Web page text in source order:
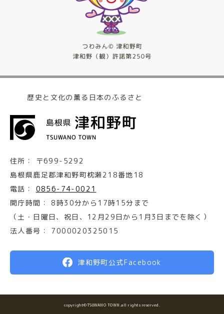
歴史と文化の薫る日本のふるさと
住所：
〒699-5292
島根県鹿足郡津和野町枕瀬218番地18
電話：
0856-74-0021
開庁時間：
8時30分から17時15分まで
（土・日曜日、祝日、12月29日から1月3日までを除く）
法人番号：
7000020325015
津和野町公式Facebook
copyright©TSUWANO TOWN.all rights reserved.